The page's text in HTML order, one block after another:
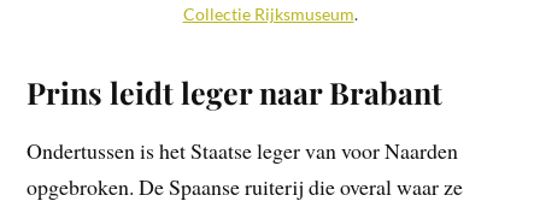
Collectie Rijksmuseum.
Prins leidt leger naar Brabant
Ondertussen is het Staatse leger van voor Naarden
opgebroken. De Spaanse ruiterij die overal waar ze